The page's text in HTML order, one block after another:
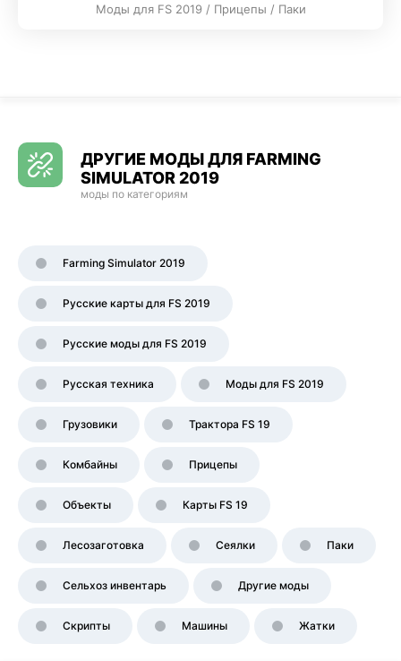
Моды для FS 2019 / Прицепы / Паки
ДРУГИЕ МОДЫ ДЛЯ FARMING
SIMULATOR 2019
моды по категориям
Farming Simulator 2019
Русские карты для FS 2019
Русские моды для FS 2019
Русская техника Моды для FS 2019
Грузовики Трактора FS 19
Комбайны Прицепы
Объекты Карты FS 19
Лесозаготовка Сеялки Паки
Сельхоз инвентарь Другие моды
Скрипты Машины Жатки